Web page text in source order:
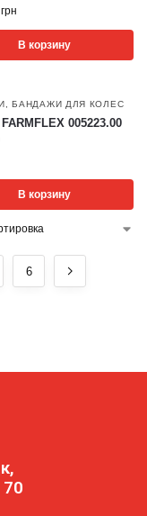
грн
В корзину
,БАНДАЖИ ДЛЯ КОЛЕС
005223.00
В корзину
6